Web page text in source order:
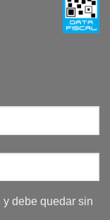
debe quedar sin